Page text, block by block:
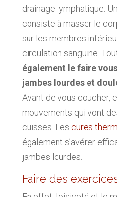
drainage lymphatique.
consiste à masser le
sur les membres
circulation sanguine.
également le faire
jambes lourdes et
Avant de vous coucher,
mouvements qui vont
cuisses. Les cures
également s’avérer
jambes lourdes.
Faire des